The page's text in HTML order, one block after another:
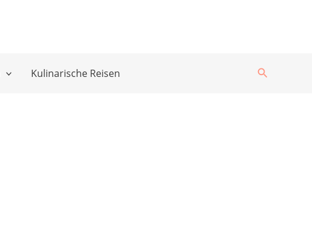
Kulinarische Reisen Suchen